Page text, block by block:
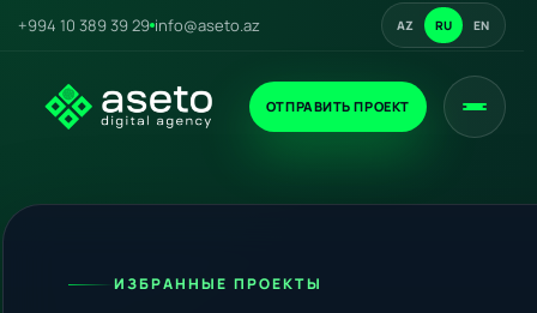
+994 10 389 39 29 info@aseto.az AZ RU EN
ОТПРАВИТЬ ПРОЕКТ
ИЗБРАННЫЕ ПРОЕКТЫ